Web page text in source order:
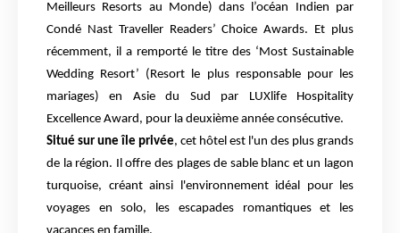
Meilleurs Resorts au Monde) dans l’océan Indien par
Condé Nast Traveller Readers’ Choice Awards. Et plus
récemment, il a remporté le titre des ‘Most Sustainable
Wedding Resort’ (Resort le plus responsable pour les
mariages) en Asie du Sud par LUXlife Hospitality
Excellence Award, pour la deuxième année consécutive.
Situé sur une île privée, cet hôtel est l'un des plus grands
de la région. Il offre des plages de sable blanc et un lagon
turquoise, créant ainsi l'environnement idéal pour les
voyages en solo, les escapades romantiques et les